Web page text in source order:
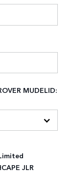
MUDELID:
JLR